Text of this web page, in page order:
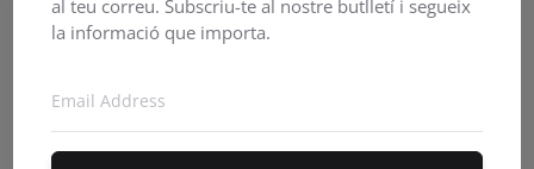
al teu correu. Subscriu-te al nostre butlletí i segueix
la informació que importa.